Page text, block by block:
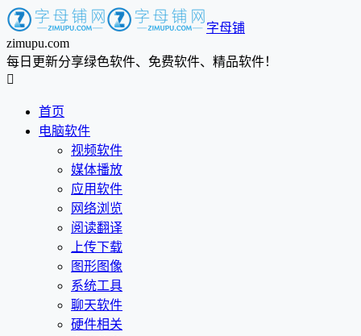
字母铺
zimupu.com
每日更新分享绿色软件、免费软件、精品软件！

首页
电脑软件
视频软件
媒体播放
应用软件
网络浏览
阅读翻译
上传下载
图形图像
系统工具
聊天软件
硬件相关